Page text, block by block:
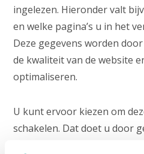
ingelezen. Hieronder valt
en welke pagina’s u in het
Deze gegevens worden
de kwaliteit van de website
optimaliseren.
U kunt ervoor kiezen om
schakelen. Dat doet u door